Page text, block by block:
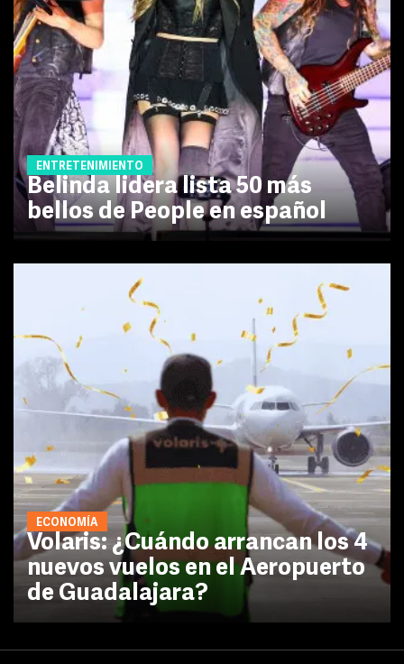
ENTRETENIMIENTO
Belinda lidera lista 50 más
bellos de People en español
ECONOMÍA
Volaris: ¿Cuándo arrancan los 4
nuevos vuelos en el Aeropuerto
de Guadalajara?